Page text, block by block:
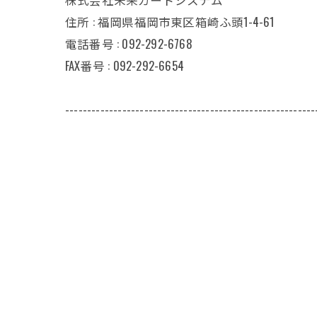
住所 : 福岡県福岡市東区箱崎ふ頭1-4-61
電話番号 : 092-292-6768
FAX番号 : 092-292-6654